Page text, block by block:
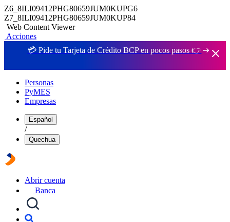
Z6_8ILI09412PHG80659JUM0KUPG6
Z7_8ILI09412PHG80659JUM0KUP84
Web Content Viewer
Acciones
💳 Pide tu Tarjeta de Crédito BCP en pocos pasos 👉
Personas
PyMES
Empresas
Español
/
Quechua
Abrir cuenta
Banca